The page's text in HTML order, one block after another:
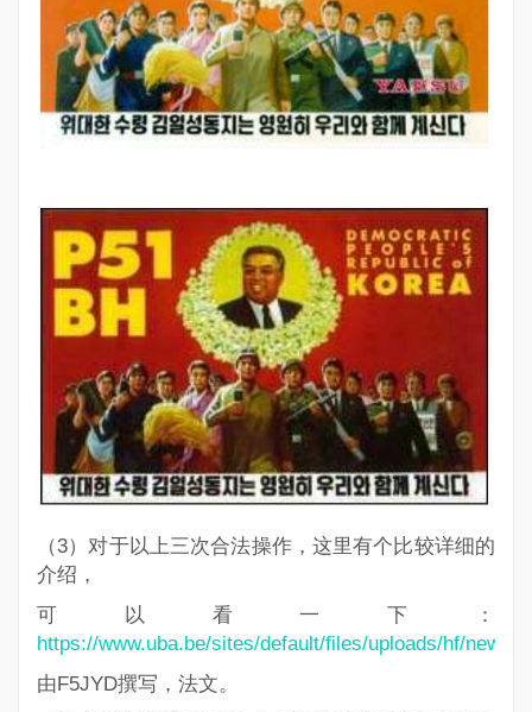
（3）对于以上三次合法操作，这里有个比较详细的
介绍，
可以看一下：
https://www.uba.be/sites/default/files/uploads/hf/news/
由F5JYD撰写，法文。